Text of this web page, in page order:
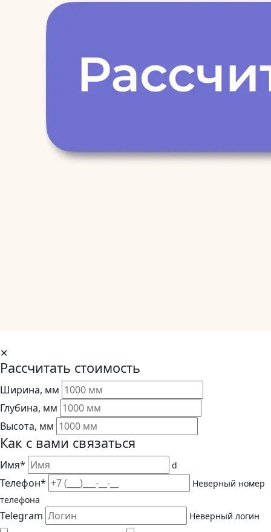
✕
Рассчитать стоимость
Ширина, мм
Глубина, мм
Высота, мм
Как с вами связаться
Имя* d
Телефон*
Неверный номер
телефона
Telegram Неверный логин